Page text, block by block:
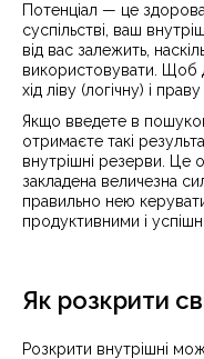
Потенціал — це
суспільстві, ваш
від вас залежить,
використовувати. Щоб
хід ліву (логічну) і
Якщо введете в
отримаєте такі
внутрішні резерви. Це
закладена величезна
правильно нею
продуктивними і
Як розкрити
Розкрити внутрішні